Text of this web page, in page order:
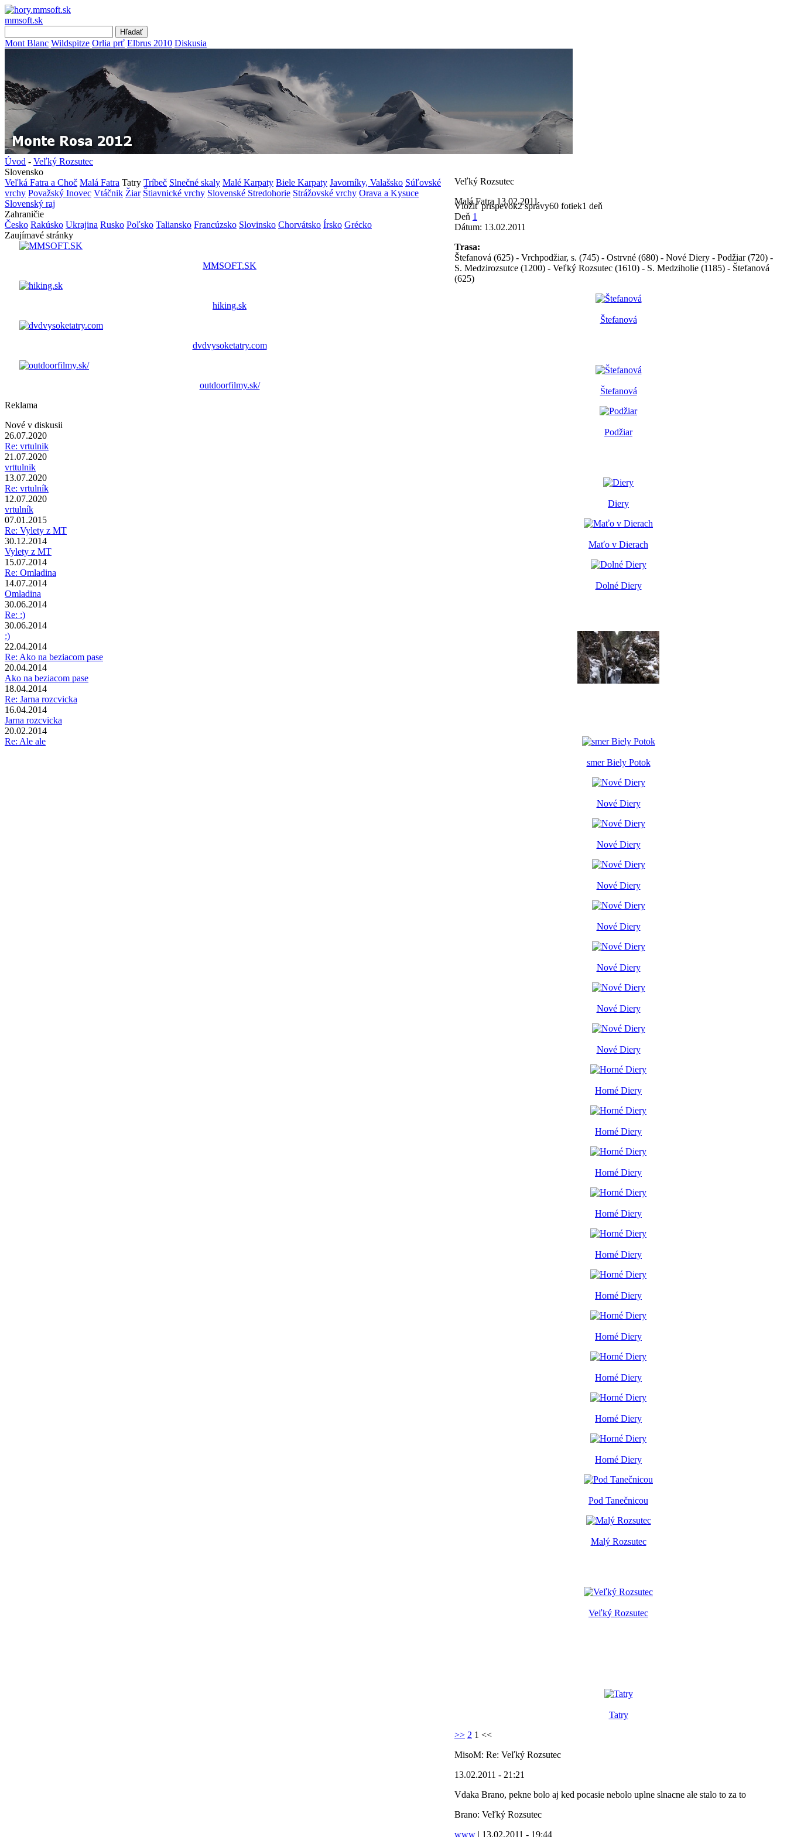
mmsoft.sk
Mont Blanc Wildspitze Orlia prť Elbrus 2010 Diskusia
Úvod - Veľký Rozsutec
Slovensko
Veľká Fatra a Choč Malá Fatra Tatry Tríbeč Slnečné skaly Malé Karpaty Biele Karpaty Javorníky, Valašsko Súľovské
vrchy Považský Inovec Vtáčnik Žiar Štiavnické vrchy Slovenské Stredohorie Strážovské vrchy Orava a Kysuce
Slovenský raj
Zahraničie
Česko Rakúsko Ukrajina Rusko Poľsko Taliansko Francúzsko Slovinsko Chorvátsko Írsko Grécko
Zaujímavé stránky
MMSOFT.SK
hiking.sk
dvdvysoketatry.com
outdoorfilmy.sk/
Reklama
Nové v diskusii
26.07.2020
Re: vrtulnik
21.07.2020
vrttulnik
13.07.2020
Re: vrtulník
12.07.2020
vrtulník
07.01.2015
Re: Vylety z MT
30.12.2014
Vylety z MT
15.07.2014
Re: Omladina
14.07.2014
Omladina
30.06.2014
Re: :)
30.06.2014
:)
22.04.2014
Re: Ako na beziacom pase
20.04.2014
Ako na beziacom pase
18.04.2014
Re: Jarna rozcvicka
16.04.2014
Jarna rozcvicka
20.02.2014
Re: Ale ale
Veľký Rozsutec
Malá Fatra 13.02.2011
Vložiť príspevok2 správy60 fotiek1 deň
Deň 1
Dátum: 13.02.2011
Trasa:
Štefanová (625) - Vrchpodžiar, s. (745) - Ostrvné (680) - Nové Diery - Podžiar (720) -
S. Medzirozsutce (1200) - Veľký Rozsutec (1610) - S. Medziholie (1185) - Štefanová
(625)
Štefanová
Štefanová
Podžiar
Diery
Maťo v Dierach
Dolné Diery
smer Biely Potok
Nové Diery
Nové Diery
Nové Diery
Nové Diery
Nové Diery
Nové Diery
Nové Diery
Horné Diery
Horné Diery
Horné Diery
Horné Diery
Horné Diery
Horné Diery
Horné Diery
Horné Diery
Horné Diery
Horné Diery
Pod Tanečnicou
Malý Rozsutec
Veľký Rozsutec
Tatry
>> 2 1 <<
MisoM: Re: Veľký Rozsutec
13.02.2011 - 21:21
Vdaka Brano, pekne bolo aj ked pocasie nebolo uplne slnacne ale stalo to za to
Brano: Veľký Rozsutec
www | 13.02.2011 - 19:44